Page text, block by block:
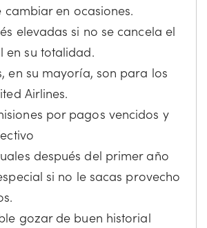
cambiar en ocasiones.
elevadas si no se cancela el
en su totalidad.
en su mayoría, son para los
Airlines.
por pagos vencidos y
después del primer año
si no le sacas provecho
gozar de buen historial